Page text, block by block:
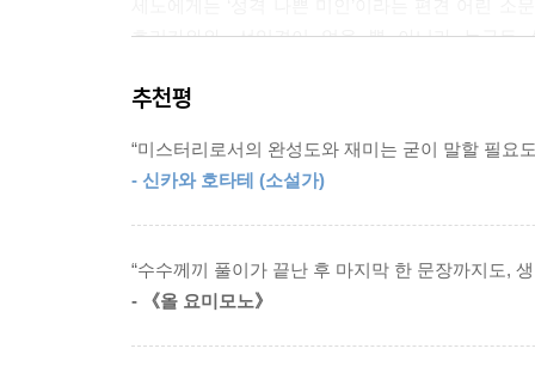
호리카와와, 선입견이 없을 뿐 아니라 누구든
제각기 말하지 못했던 사정과, 이를 감추기 위해
“자기 보호를 위해, 자부심을 위해,
그에 관한 미스터리입니다.”―요네자와 호노부
호리카와도, 마쓰쿠라도, 세노도, 각자 소중히 여
추천평
“미스터리로서의 완성도와 재미는 굳이 말할 필요
- 신카와 호타테 (소설가)
“수수께끼 풀이가 끝난 후 마지막 한 문장까지도,
- 《올 요미모노》